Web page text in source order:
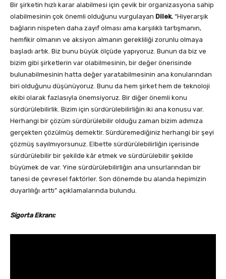
Bir şirketin hızlı karar alabilmesi için çevik bir organizasyona sahip
olabilmesinin çok önemli olduğunu vurgulayan Dilek, “Hiyerarşik
bağların nispeten daha zayıf olması ama karşılıklı tartışmanın,
hemfikir olmanın ve aksiyon almanın gerekliliği zorunlu olmaya
başladı artık. Biz bunu büyük ölçüde yapıyoruz. Bunun da biz ve
bizim gibi şirketlerin var olabilmesinin, bir değer önerisinde
bulunabilmesinin hatta değer yaratabilmesinin ana konularından
biri olduğunu düşünüyoruz. Bunu da hem şirket hem de teknoloji
ekibi olarak fazlasıyla önemsiyoruz. Bir diğer önemli konu
sürdürülebilirlik. Bizim için sürdürülebilirliğin iki ana konusu var.
Herhangi bir çözüm sürdürülebilir olduğu zaman bizim adımıza
gerçekten çözülmüş demektir. Sürdüremediğiniz herhangi bir şeyi
çözmüş sayılmıyorsunuz. Elbette sürdürülebilirliğin içerisinde
sürdürülebilir bir şekilde kâr etmek ve sürdürülebilir şekilde
büyümek de var. Yine sürdürülebilirliğin ana unsurlarından bir
tanesi de çevresel faktörler. Son dönemde bu alanda hepimizin
duyarlılığı arttı” açıklamalarında bulundu.
Sigorta Ekranı: